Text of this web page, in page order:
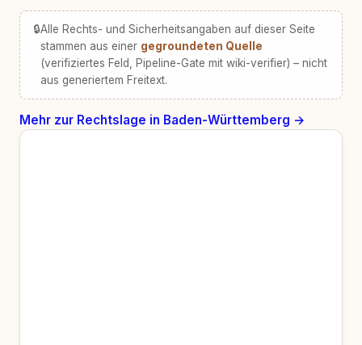
🔒Alle Rechts- und Sicherheitsangaben auf dieser Seite
stammen aus einer gegroundeten Quelle
(verifiziertes Feld, Pipeline-Gate mit wiki-verifier) – nicht
aus generiertem Freitext.
Mehr zur Rechtslage in Baden-Württemberg →